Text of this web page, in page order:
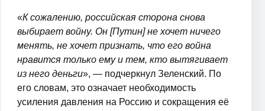
«К сожалению, российская сторона снова
выбирает войну. Он [Путин] не хочет ничего
менять, не хочет признать, что его война
нравится только ему и тем, кто вытягивает
из него деньги», — подчеркнул Зеленский. По
его словам, это означает необходимость
усиления давления на Россию и сокращения её